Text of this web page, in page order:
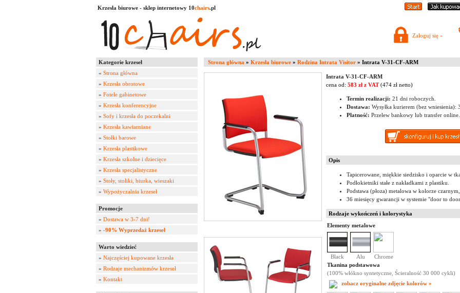
Krzesła biurowe - sklep internetowy 10chairs.pl
Zaloguj się »
Kategorie krzeseł
« Strona główna
» Krzesła obrotowe
» Fotele gabinetowe
» Krzesła konferencyjne
» Sofy i krzesła do poczekalni
» Krzesła kawiarniane
» Stołki barowe
» Krzesła plastikowe
» Krzesła szkolne i dziecięce
» Krzesła specjalistyczne
» Stoły, stoliki, biurka, wieszaki
» Wypożyczalnia krzeseł
Promocje
» Dostawa w 3-7 dni!
» -90% Wyprzedaż krzeseł
Warto wiedzieć
» Najczęściej kupowane krzesła
» Rodzaje mechanizmów krzeseł
» Kontakt
Strona główna » Krzesła biurowe » Rodzina Intrata Visitor » Intrata V-31-CF-ARM
Intrata V-31-CF-ARM
cena od: 583 zł z VAT(474 zł netto)
Termin realizacji: 21 dni roboczych.
Dostawa: Wysyłka kurierem (bez wniesienia):
Płatność: Przelew bankowy lub transfer online.
Opis
Tapicerowane, miękkie siedzisko i oparcie w
Podłokietniki stałe z nakładkami z plastiku.
Podstawa (płoza) metalowa w kolorze
36 miesięcy gwarancji w systemie "door to
Rodzaje wykończeń i kolorystyka
Elementy metalowe
Black Alu
Chrome
Tkanina podstawowa
(100% włókno syntetyczne, Ścieralność 30 000 cykli)
zobacz oryginalne zdjęcie kolorów »